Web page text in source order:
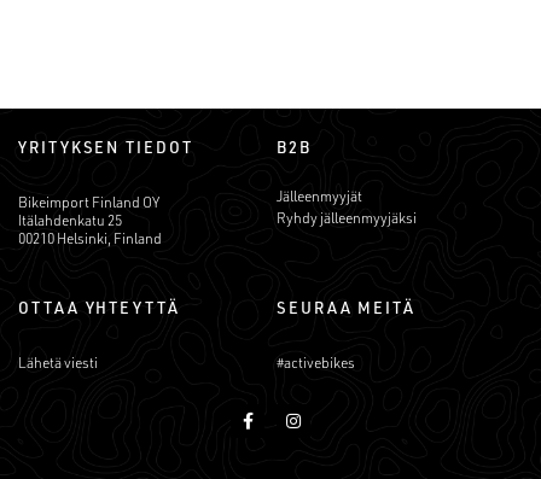
YRITYKSEN TIEDOT
Bikeimport Finland OY
Itälahdenkatu 25
00210 Helsinki, Finland
B2B
Jälleenmyyjät
Ryhdy jälleenmyyjäksi
OTTAA YHTEYTTÄ
Lähetä viesti
SEURAA MEITÄ
#activebikes